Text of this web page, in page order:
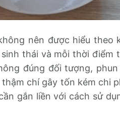
nên được hiểu theo
thái và mỗi thời điểm
đúng đối tượng,
chí gây tốn kém chi
gắn liền với cách sử